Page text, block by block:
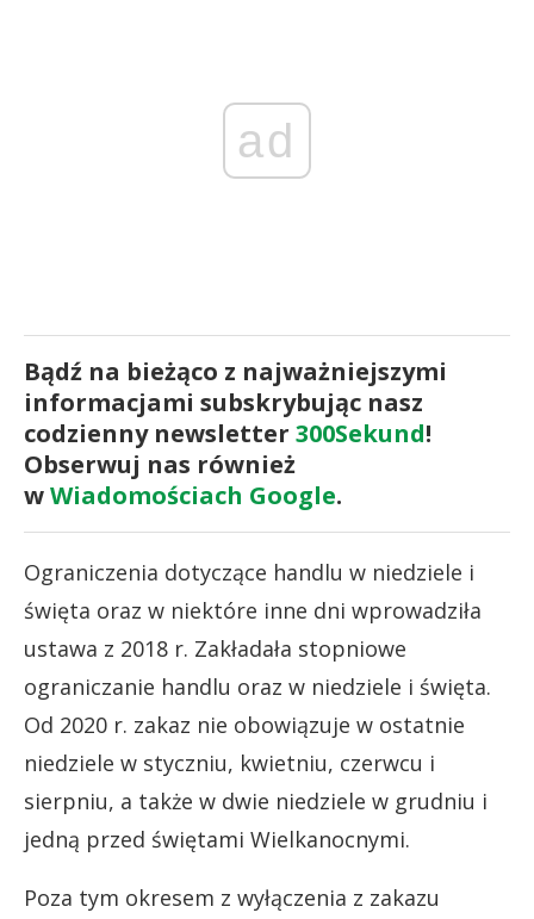
ad
Bądź na bieżąco z najważniejszymi
informacjami subskrybując nasz
codzienny newsletter 300Sekund!
Obserwuj nas również
wWiadomościach Google.
Ograniczenia dotyczące handlu w niedziele i
święta oraz w niektóre inne dni wprowadziła
ustawa z 2018 r. Zakładała stopniowe
ograniczanie handlu oraz w niedziele i święta.
Od 2020 r. zakaz nie obowiązuje w ostatnie
niedziele w styczniu, kwietniu, czerwcu i
sierpniu, a także w dwie niedziele w grudniu i
jedną przed świętami Wielkanocnymi.
Poza tym okresem z wyłączenia z zakazu